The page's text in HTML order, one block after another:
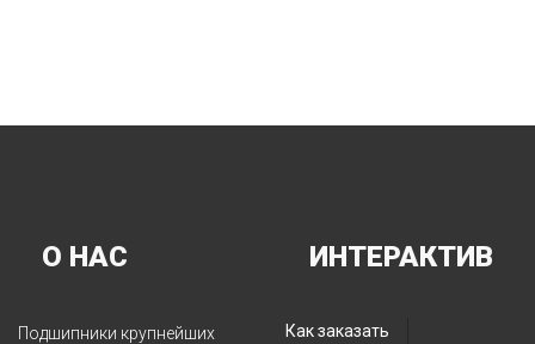
О НАС
Подшипники крупнейших
ИНТЕРАКТИВ
Как заказать